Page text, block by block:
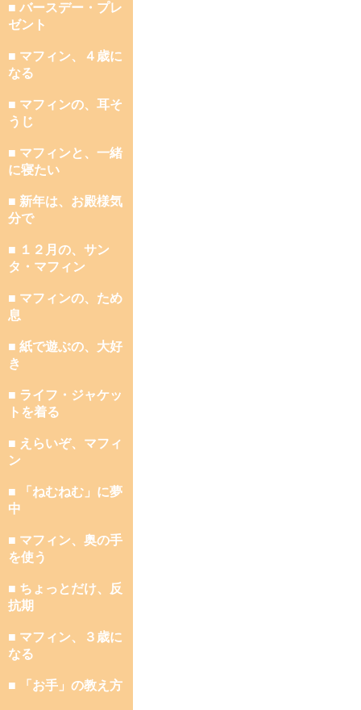
■ バースデー・プレ
ゼント
■ マフィン、４歳に
なる
■ マフィンの、耳そ
うじ
■ マフィンと、一緒
に寝たい
■ 新年は、お殿様気
分で
■ １２月の、サン
タ・マフィン
■ マフィンの、ため
息
■ 紙で遊ぶの、大好
き
■ ライフ・ジャケッ
トを着る
■ えらいぞ、マフィ
ン
■ 「ねむねむ」に夢
中
■ マフィン、奥の手
を使う
■ ちょっとだけ、反
抗期
■ マフィン、３歳に
なる
■ 「お手」の教え方